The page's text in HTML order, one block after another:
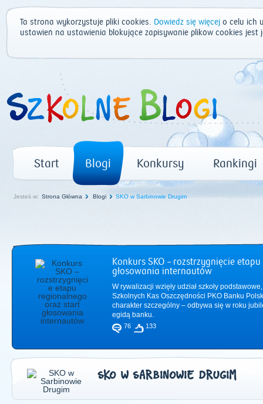
Ta strona wykorzystuje pliki cookies. Dowiedz się więcej o celu ich
ustawień na ustawienia blokujące zapisywanie plików cookies
Start Blogi Konkursy Rankingi
Jesteś w: Strona Główna Blogi SKO w Sarbinowie Drugim
Konkurs SKO – rozstrzygnięcie
głosowania internautów
W rywalizacji wzięły udział szkoły
Szkolnych Kas Oszczędności PKO Banku
charakter szczególny – odbywa się w roku
egidą banku.
76 133
SKO W SARBINOWIE DRUGIM